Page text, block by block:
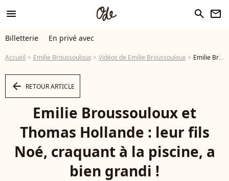
menu search newsletter
Billetterie En privé avec
Accueil Emilie Broussouloux Vidéos de Emilie Broussouloux Emilie Broussouloux et Thomas Hollande : leur fils Noé, craquant à la piscine, a bien grandi ! - Vidéo
arrow_left RETOUR ARTICLE
Emilie Broussouloux et
Thomas Hollande : leur fils
Noé, craquant à la piscine, a
bien grandi !